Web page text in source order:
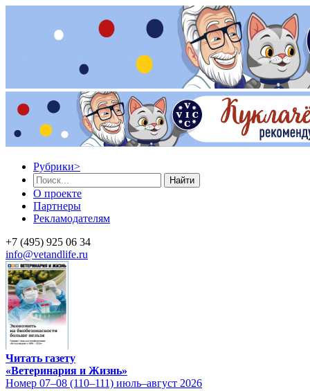
Рубрики>
Найти
О проекте
Партнеры
Рекламодателям
+7 (495) 925 06 34
info@vetandlife.ru
Читать газету
«Ветеринария и Жизнь»
Номер 07–08 (110–111) июль–август 2026